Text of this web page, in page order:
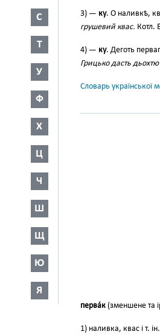
С
Т
У
Ф
Х
Ц
Ч
Ш
Щ
Ю
Я
3) — ку. О наливкѣ,
грушевий квас. Котл.
4) — ку. Деготь
Грицько дасть
Словарь
перва́к (зменшене та
1) наливка, квас і т.